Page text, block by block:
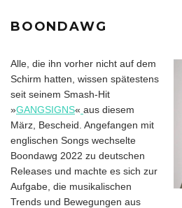
BOONDAWG
Alle, die ihn vorher nicht auf dem
Schirm hatten, wissen spätestens
seit seinem Smash-Hit
»GANGSIGNS« aus diesem
März, Bescheid. Angefangen mit
englischen Songs wechselte
Boondawg 2022 zu deutschen
Releases und machte es sich zur
Aufgabe, die musikalischen
Trends und Bewegungen aus